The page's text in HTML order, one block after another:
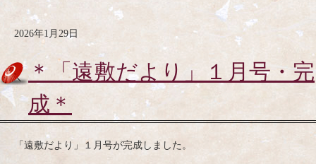
2026年1月29日
＊「遠敷だより」１月号・完
成＊
「遠敷だより」１月号が完成しました。